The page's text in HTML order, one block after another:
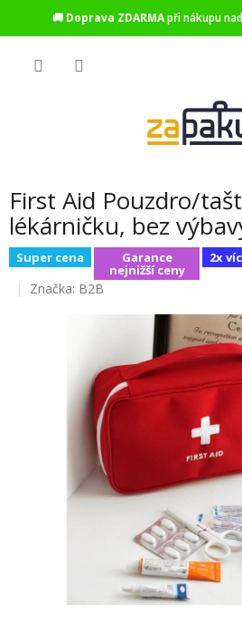
🚚 Doprava ZDARMApři nákupu nad
First Aid Pouzdro/
lékárničku, bez
Super cena Garance
nejnižší ceny
2x
Značka: B2B